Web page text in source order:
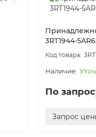
3RT1944-
По
Запрос